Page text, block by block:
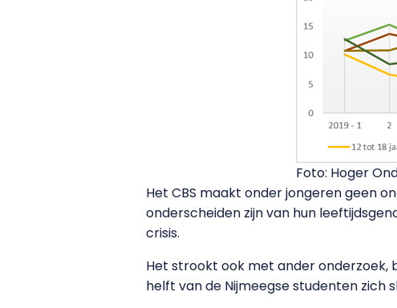
Foto: Hoger
Het CBS maakt onder jongeren geen
onderscheiden zijn van hun
crisis.
Het strookt ook met ander onderzoek,
helft van de Nijmeegse studenten zich